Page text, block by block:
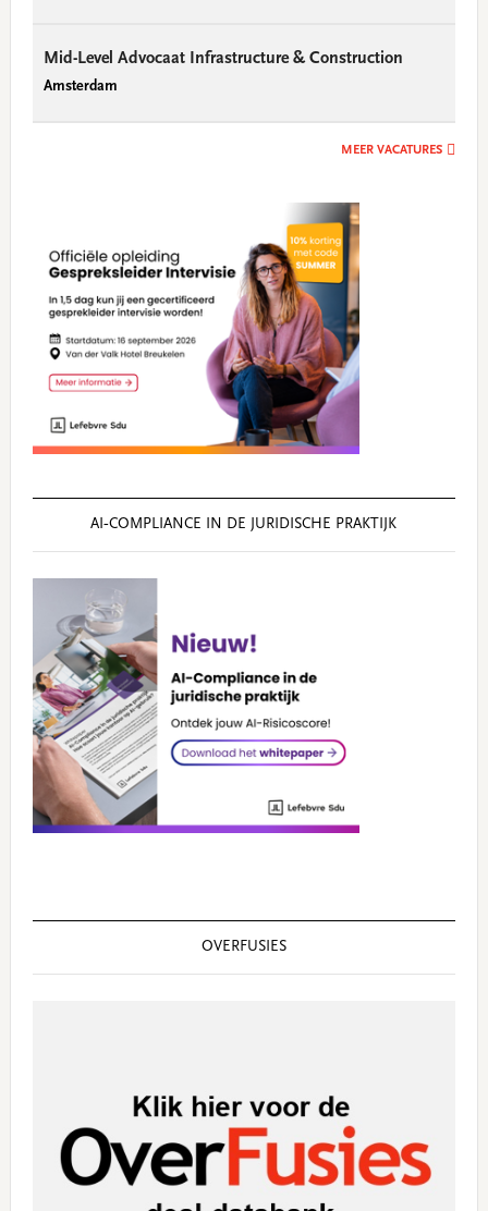
Mid-Level Advocaat Infrastructure & Construction
Amsterdam
MEER VACATURES
AI‑COMPLIANCE IN DE JURIDISCHE PRAKTIJK
OVERFUSIES